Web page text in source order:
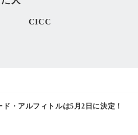
CICC
ド・アルフィトルは5月2日に決定！